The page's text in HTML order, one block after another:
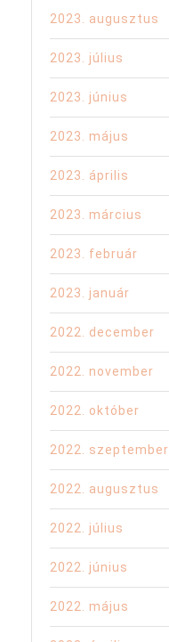
2023. augusztus
2023. július
2023. június
2023. május
2023. április
2023. március
2023. február
2023. január
2022. december
2022. november
2022. október
2022. szeptember
2022. augusztus
2022. július
2022. június
2022. május